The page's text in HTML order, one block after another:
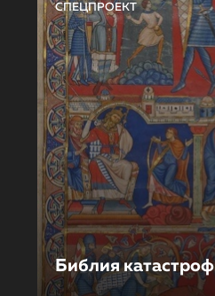
СПЕЦПРОЕКТ
Библия катастроф